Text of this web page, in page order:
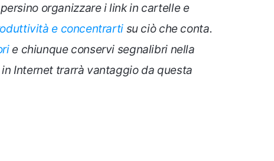
organizzare i link in cartelle e
e concentrartisu ciò che conta.
e chiunque conservi segnalibri nella
Internet trarrà vantaggio da questa